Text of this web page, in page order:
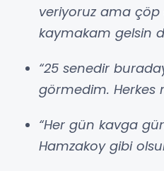
veriyoruz ama çöp
kaymakam gelsin
“25 senedir
görmedim. Herkes
“Her gün kavga
Hamzakoy gibi